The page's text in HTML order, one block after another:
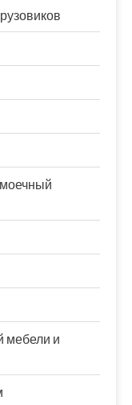
мебели и